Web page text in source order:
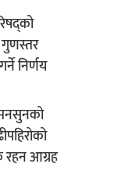
गुणस्तर
निर्णय
रहन आग्रह